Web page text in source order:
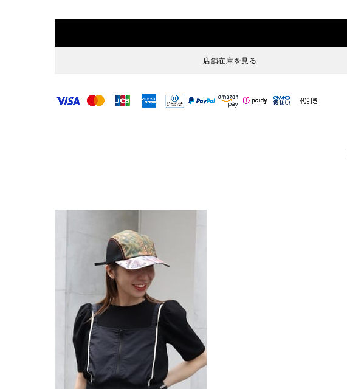
店舗在庫を見る